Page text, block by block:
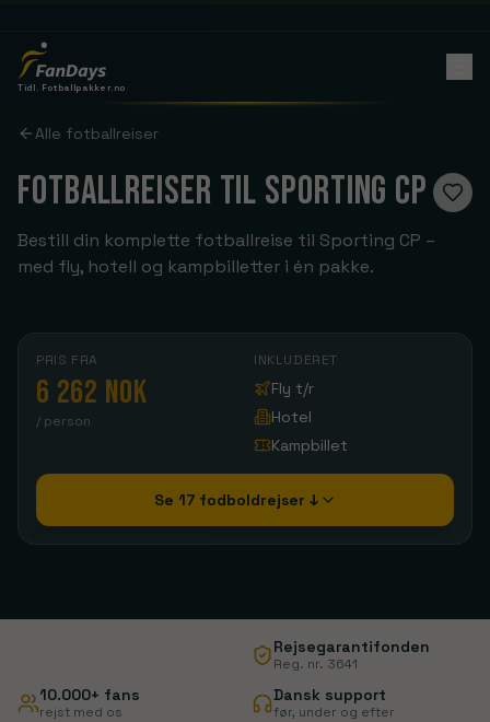
Tidl. Fotballpakker.no
Alle fotballreiser
FOTBALLREISER TIL SPORTING CP
Bestill din komplette fotballreise til Sporting CP –
med fly, hotell og kampbilletter i én pakke.
PRIS FRA
6 262 NOK
/ person
INKLUDERET
Fly t/r
Hotel
Kampbillet
Se 17 fodboldrejser ↓
Rejsegarantifonden
Reg. nr. 3641
10.000+ fans
rejst med os
Dansk support
før, under og efter